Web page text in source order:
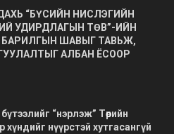
“БҮСИЙН НИСЛЭГИЙН
УДИРДЛАГЫН ТӨВ”-ИЙН
ШАВЫГ ТАВЬЖ,
АЛБАН ЁСООР
“нэрлэж” Төрийн
нүүрстэй хутгасангүй